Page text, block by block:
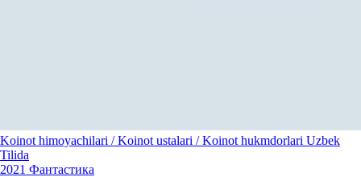
Koinot himoyachilari / Koinot ustalari / Koinot hukmdorlari Uzbek
Tilida
2021 Фантастика